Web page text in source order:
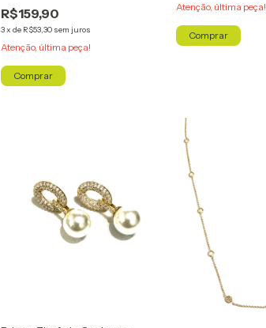
R$159,90
3x de R$53,30 sem juros
Atenção, última peça!
Comprar
Atenção, última peça!
Comprar